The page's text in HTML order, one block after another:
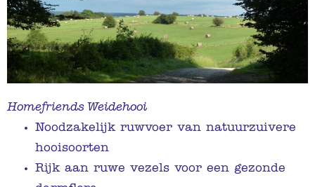
Homefriends Weidehooi
Noodzakelijk ruwvoer van natuurzuivere
hooisoorten
Rijk aan ruwe vezels voor een gezonde